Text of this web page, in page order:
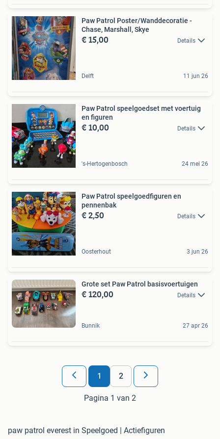
Paw Patrol Poster/Wanddecoratie -
Chase, Marshall, Skye
€ 15,00 Details
Delft 11 jun 26
Paw Patrol speelgoedset met voertuig
en figuren
€ 10,00 Details
's-Hertogenbosch 24 mei 26
Paw Patrol speelgoedfiguren en
pennenbak
€ 2,50 Details
Oosterhout 3 jun 26
Grote set Paw Patrol basisvoertuigen
€ 120,00 Details
Bunnik 27 apr 26
1 2
Pagina 1 van 2
paw patrol everest in Speelgoed | Actiefiguren